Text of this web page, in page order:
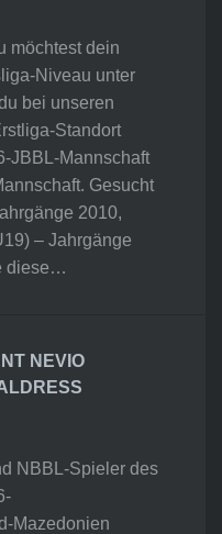
möchtest dein
Niveau unter
bei unseren
Standort
JBBL-Mannschaft
Gesucht
2010,
– Jahrgänge
diese…
NEVIO
NBBL-Spieler des
Mazedonien